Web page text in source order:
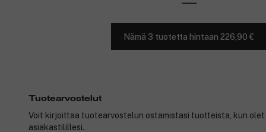
Nämä 3 tuotetta hintaan 226,90 €
Tuotearvostelut
Voit kirjoittaa tuotearvostelun ostamistasi tuotteista, kun
asiakastilillesi.